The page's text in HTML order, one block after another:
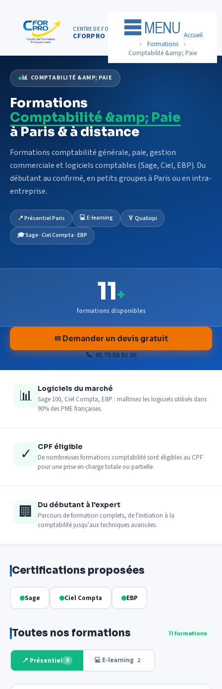
CENTRE DE FORMATION
CFORPRO 01 75 50 92 30
QUALITÉ
RÉFÉRENCES
SATISFACTION
Accueil
›
Formations
›
Comptabilité &amp; Paie
📊 COMPTABILITÉ &AMP; PAIE
Formations
Comptabilité &amp; Paie
à Paris & à distance
Formations comptabilité générale, paie, gestion
commerciale et logiciels comptables (Sage, Ciel, EBP). Du
débutant au confirmé, en petits groupes à Paris ou en intra-
entreprise.
📍 Présentiel Paris 💻 E-learning
🏅 Qualiopi
🎓 Sage · Ciel Compta · EBP
11+
formations disponibles
✉ Demander un devis gratuit
📞 01 75 50 92 30
📊
Logiciels du marché
Sage 100, Ciel Compta, EBP : maîtrisez les logiciels utilisés dans
90% des PME françaises.
✓
CPF éligible
De nombreuses formations comptabilité sont éligibles au CPF
pour une prise en charge totale ou partielle.
🏢
Du débutant à l'expert
Parcours de formation complets, de l'initiation à la
comptabilité jusqu'aux techniques avancées.
Certifications proposées
Sage Ciel Compta EBP
Toutes nos formations 11 formations
📍 Présentiel 9 💻 E-learning 2